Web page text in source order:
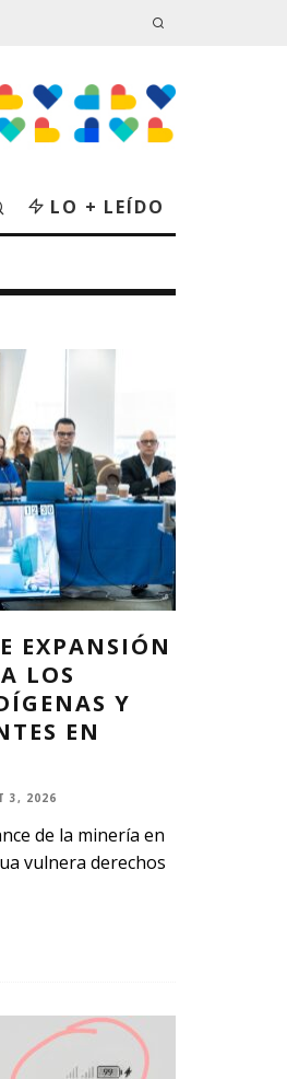
LO + LEÍDO
EXPANSIÓN
LOS
Y
EN
3, 2026
de la minería en
vulnera derechos